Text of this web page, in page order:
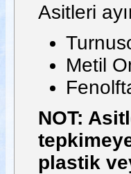
Asitleri
Metil
NOT:
plastik